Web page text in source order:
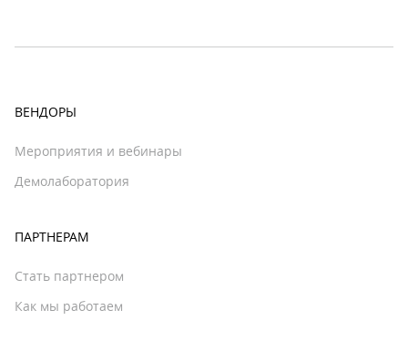
ВЕНДОРЫ
Мероприятия и вебинары
Демолаборатория
ПАРТНЕРАМ
Стать партнером
Как мы работаем